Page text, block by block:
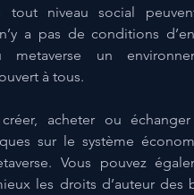
tout niveau social
a pas de conditions
un
à tous.
acheter ou
sur le système
Vous pouvez
les droits d’auteur des